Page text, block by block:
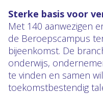
Sterke basis voor
Met 140 aanwezigen
de Beroepscampus
bijeenkomst. De
onderwijs,
te vinden en samen
toekomstbestendig